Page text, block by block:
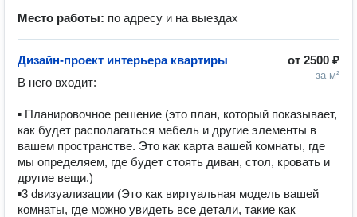
Место работы: по адресу и на выездах
от 2500 ₽
за м²
Дизайн-проект интерьера квартиры
В него входит:
▪ Планировочное решение (это план, который показывает,
как будет располагаться мебель и другие элементы в
вашем пространстве. Это как карта вашей комнаты, где
мы определяем, где будет стоять диван, стол, кровать и
другие вещи.)
▪3 dвизуализации (Это как виртуальная модель вашей
комнаты, где можно увидеть все детали, такие как